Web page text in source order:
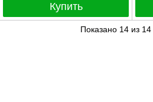
Купить
Показано 14 из 14